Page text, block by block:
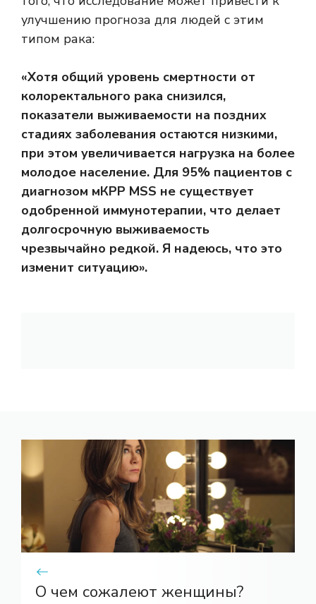
улучшению прогноза для людей с этим
типом рака:
«Хотя общий уровень смертности от
колоректального рака снизился,
показатели выживаемости на поздних
стадиях заболевания остаются низкими,
при этом увеличивается нагрузка на более
молодое население. Для 95% пациентов с
диагнозом мКРР MSS не существует
одобренной иммунотерапии, что делает
долгосрочную выживаемость
чрезвычайно редкой. Я надеюсь, что это
изменит ситуацию».
О чем сожалеют женщины?